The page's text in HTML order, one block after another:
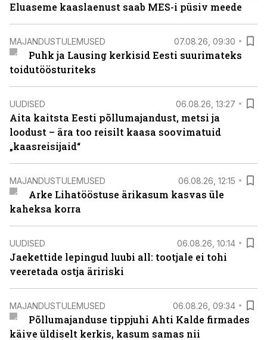
Eluaseme kaaslaenust saab MES-i püsiv meede
MAJANDUSTULEMUSED 07.08.26, 09:30
Puhk ja Lausing kerkisid Eesti suurimateks
toidutöösturiteks
UUDISED 06.08.26, 13:27
Aita kaitsta Eesti põllumajandust, metsi ja
loodust – ära too reisilt kaasa soovimatuid
„kaasreisijaid“
MAJANDUSTULEMUSED 06.08.26, 12:15
Arke Lihatööstuse ärikasum kasvas üle
kaheksa korra
UUDISED 06.08.26, 10:14
Jaekettide lepingud luubi all: tootjale ei tohi
veeretada ostja äririski
MAJANDUSTULEMUSED 06.08.26, 09:34
Põllumajanduse tippjuhi Ahti Kalde firmades
käive üldiselt kerkis, kasum samas nii